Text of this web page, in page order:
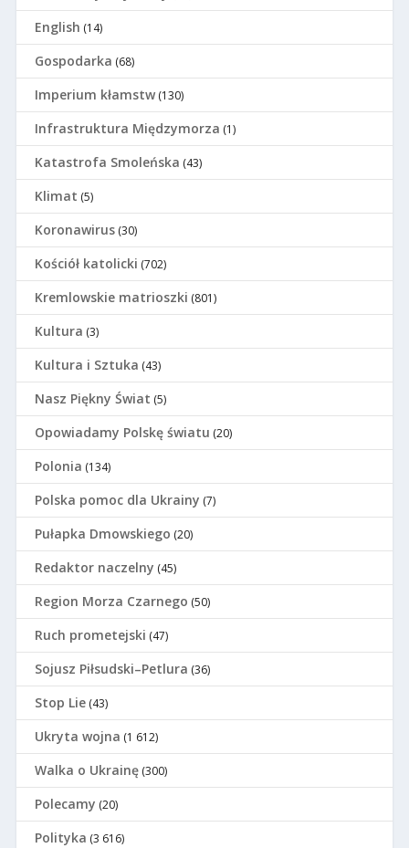
English (14)
Gospodarka (68)
Imperium kłamstw(130)
Infrastruktura Międzymorza (1)
Katastrofa Smoleńska (43)
Klimat (5)
Koronawirus(30)
Kościół katolicki (702)
Kremlowskie matrioszki (801)
Kultura (3)
Kultura i Sztuka (43)
Nasz Piękny Świat (5)
Opowiadamy Polskę światu (20)
Polonia (134)
Polska pomoc dla Ukrainy (7)
Pułapka Dmowskiego (20)
Redaktor naczelny (45)
Region Morza Czarnego (50)
Ruch prometejski (47)
Sojusz Piłsudski–Petlura (36)
Stop Lie(43)
Ukryta wojna (1 612)
Walka o Ukrainę(300)
Polecamy (20)
Polityka (3 616)